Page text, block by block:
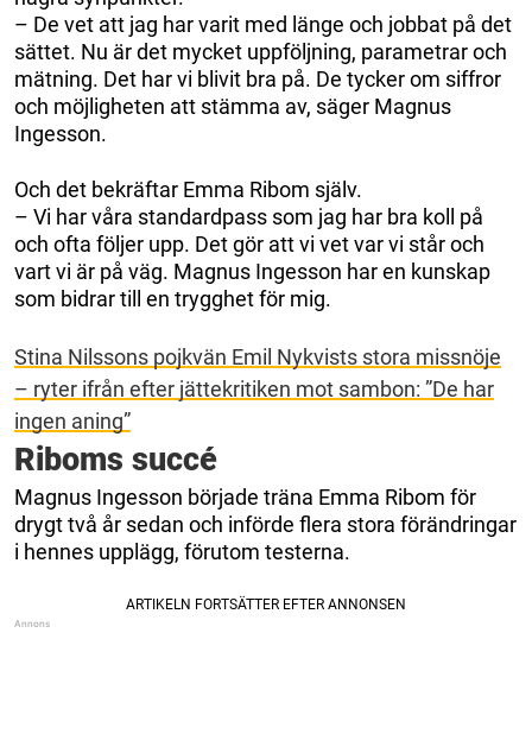
– De vet att jag har varit med länge och jobbat på det
sättet. Nu är det mycket uppföljning, parametrar och
mätning. Det har vi blivit bra på. De tycker om siffror
och möjligheten att stämma av, säger Magnus
Ingesson.
Och det bekräftar Emma Ribom själv.
– Vi har våra standardpass som jag har bra koll på
och ofta följer upp. Det gör att vi vet var vi står och
vart vi är på väg. Magnus Ingesson har en kunskap
som bidrar till en trygghet för mig.
Stina Nilssons pojkvän Emil Nykvists stora missnöje
– ryter ifrån efter jättekritiken mot sambon: ”De har
ingen aning”
Riboms succé
Magnus Ingesson började träna Emma Ribom för
drygt två år sedan och införde flera stora förändringar
i hennes upplägg, förutom testerna.